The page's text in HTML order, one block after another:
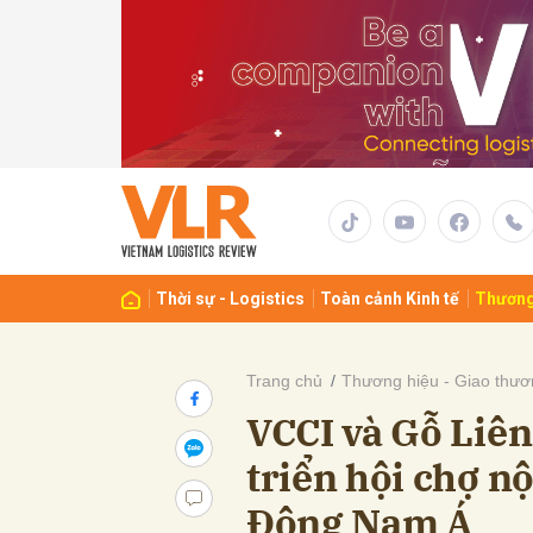
Thời sự - Logistics Toàn cảnh Kinh tế
Trang chủ Thương hiệu - Giao
VCCI và Gỗ
triển hội chợ
Đông Nam Á
Gửi